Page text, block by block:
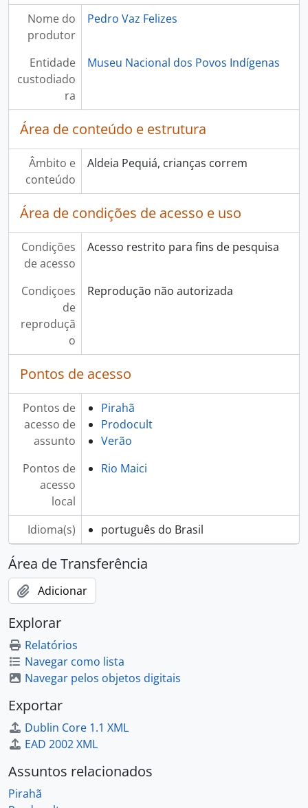
Nome do
produtor
Pedro Vaz Felizes
Entidade
custodiado
ra
Museu Nacional dos Povos Indígenas
Área de conteúdo e estrutura
Âmbito e
conteúdo
Aldeia Pequiá, crianças correm
Área de condições de acesso e uso
Condições
de acesso
Acesso restrito para fins de pesquisa
Condiçoes
de
reproduçã
o
Reprodução não autorizada
Pontos de acesso
Pontos de
acesso de
assunto
Pirahã
Prodocult
Verão
Pontos de
acesso
local
Rio Maici
Idioma(s) português do Brasil
Área de Transferência
Adicionar
Explorar
Relatórios
Navegar como lista
Navegar pelos objetos digitais
Exportar
Dublin Core 1.1 XML
EAD 2002 XML
Assuntos relacionados
Pirahã